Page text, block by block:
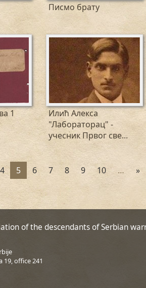
Писмо брату
1
Илић Алекса
"Лабораторац" -
учесник Првог све...
4 5 6 7 8 9 10 … »
of the descendants of Serbian
19, office 241